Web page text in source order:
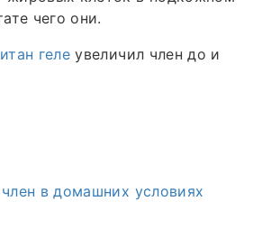
чего они.
геле увеличил член до и
в домашних условиях